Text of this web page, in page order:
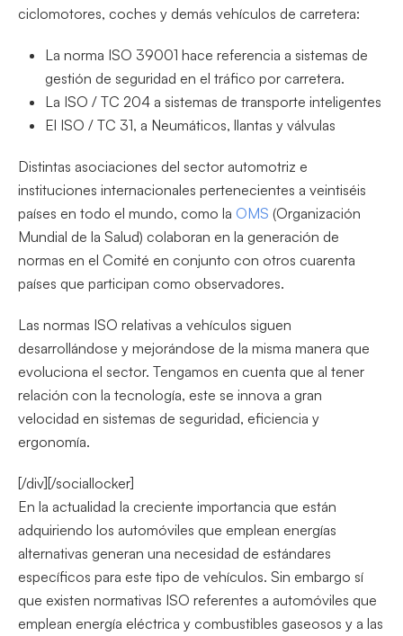
ciclomotores, coches y demás vehículos de carretera:
La norma ISO 39001 hace referencia a sistemas de
gestión de seguridad en el tráfico por carretera.
La ISO / TC 204 a sistemas de transporte inteligentes
El ISO / TC 31, a Neumáticos, llantas y válvulas
Distintas asociaciones del sector automotriz e
instituciones internacionales pertenecientes a veintiséis
países en todo el mundo, como la OMS (Organización
Mundial de la Salud) colaboran en la generación de
normas en el Comité en conjunto con otros cuarenta
países que participan como observadores.
Las normas ISO relativas a vehículos siguen
desarrollándose y mejorándose de la misma manera que
evoluciona el sector. Tengamos en cuenta que al tener
relación con la tecnología, este se innova a gran
velocidad en sistemas de seguridad, eficiencia y
ergonomía.
[/div][/sociallocker]
En la actualidad la creciente importancia que están
adquiriendo los automóviles que emplean energías
alternativas generan una necesidad de estándares
específicos para este tipo de vehículos. Sin embargo sí
que existen normativas ISO referentes a automóviles que
emplean energía eléctrica y combustibles gaseosos y a las